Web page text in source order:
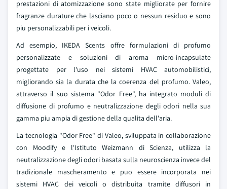
prestazioni di atomizzazione sono state migliorate per fornire
fragranze durature che lasciano poco o nessun residuo e sono
piu personalizzabili per i veicoli.
Ad esempio, IKEDA Scents offre formulazioni di profumo
personalizzate e soluzioni di aroma micro-incapsulate
progettate per l'uso nei sistemi HVAC automobilistici,
migliorando sia la durata che la coerenza del profumo. Valeo,
attraverso il suo sistema "Odor Free", ha integrato moduli di
diffusione di profumo e neutralizzazione degli odori nella sua
gamma piu ampia di gestione della qualita dell'aria.
La tecnologia "Odor Free" di Valeo, sviluppata in collaborazione
con Moodify e l'Istituto Weizmann di Scienza, utilizza la
neutralizzazione degli odori basata sulla neuroscienza invece del
tradizionale mascheramento e puo essere incorporata nei
sistemi HVAC dei veicoli o distribuita tramite diffusori in